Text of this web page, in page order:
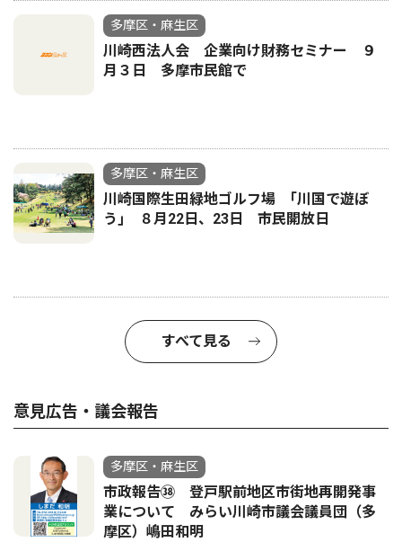
多摩区・麻生区
川崎西法人会 企業向け財務セミナー ９
月３日 多摩市民館で
多摩区・麻生区
川崎国際生田緑地ゴルフ場 ｢川国で遊ぼ
う｣ ８月22日、23日 市民開放日
すべて見る
意見広告・議会報告
多摩区・麻生区
市政報告㊳ 登戸駅前地区市街地再開発事
業について みらい川崎市議会議員団（多
摩区）嶋田和明